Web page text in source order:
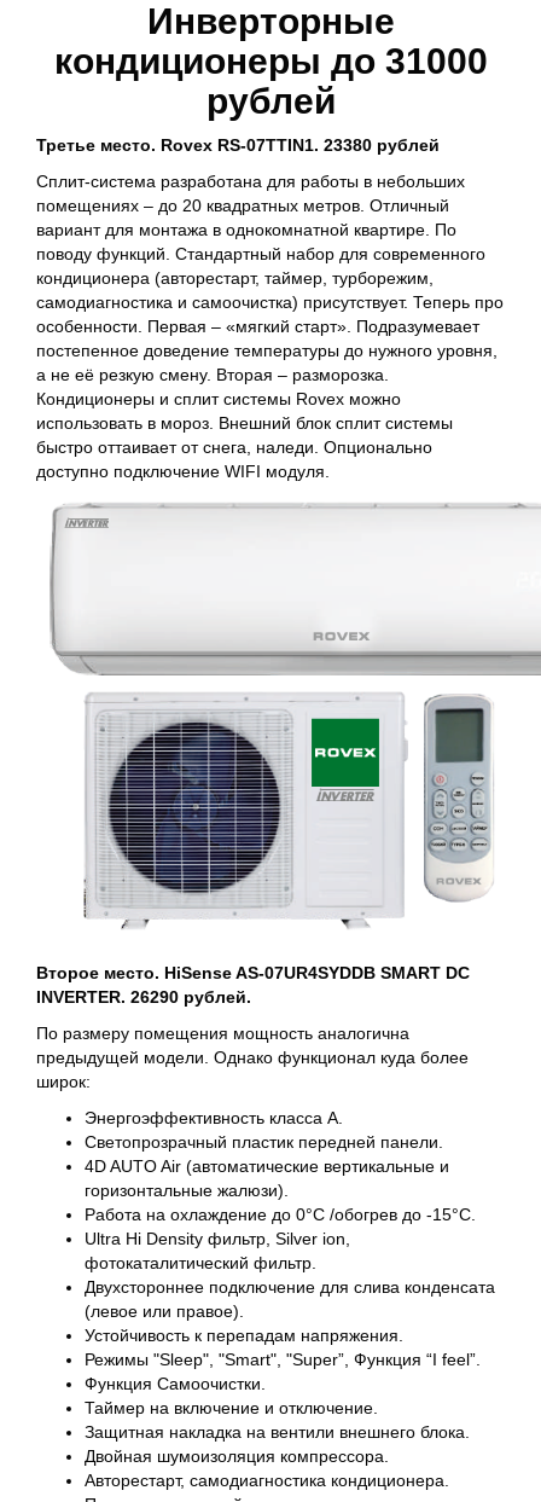
Инверторные
кондиционеры до 31000
рублей
Третье место. Rovex RS-07TTIN1. 23380 рублей
Сплит-система разработана для работы в небольших
помещениях – до 20 квадратных метров. Отличный
вариант для монтажа в однокомнатной квартире. По
поводу функций. Стандартный набор для современного
кондиционера (авторестарт, таймер, турборежим,
самодиагностика и самоочистка) присутствует. Теперь про
особенности. Первая – «мягкий старт». Подразумевает
постепенное доведение температуры до нужного уровня,
а не её резкую смену. Вторая – разморозка.
Кондиционеры и сплит системы Rovex можно
использовать в мороз. Внешний блок сплит системы
быстро оттаивает от снега, наледи. Опционально
доступно подключение WIFI модуля.
Второе место. HiSense AS-07UR4SYDDB SMART DC
INVERTER. 26290 рублей.
По размеру помещения мощность аналогична
предыдущей модели. Однако функционал куда более
широк:
Энергоэффективность класса A.
Светопрозрачный пластик передней панели.
4D AUTO Air (автоматические вертикальные и
горизонтальные жалюзи).
Работа на охлаждение до 0°С /обогрев до -15°С.
Ultra Hi Density фильтр, Silver ion,
фотокаталитический фильтр.
Двухстороннее подключение для слива конденсата
(левое или правое).
Устойчивость к перепадам напряжения.
Режимы "Sleep", "Smart", "Super”, Функция “I feel”.
Функция Самоочистки.
Таймер на включение и отключение.
Защитная накладка на вентили внешнего блока.
Двойная шумоизоляция компрессора.
Авторестарт, самодиагностика кондиционера.